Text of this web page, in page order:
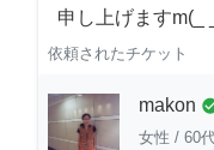
申し上げますm(_
依頼されたチケット
makon
女性 / 60